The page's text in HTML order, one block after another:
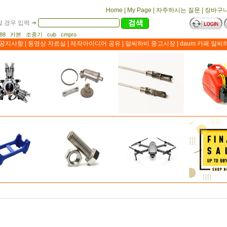
Home My Page 자주하시는 질문
장바구
경우 입력 ➔
카본 조종기 cub cmpro
공지사항 동영상 자료실 제작아이디어 공유 알씨하비 중고시장 daum 카페 알씨